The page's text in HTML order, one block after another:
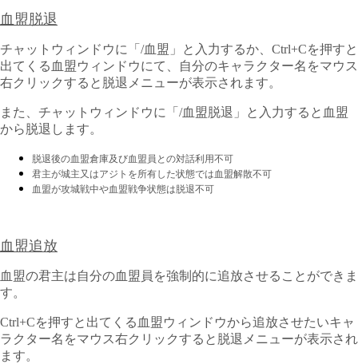
血盟脱退
チャットウィンドウに「/血盟」と入力するか、Ctrl+Cを押すと
出てくる血盟ウィンドウにて、自分のキャラクター名をマウス
右クリックすると脱退メニューが表示されます。
また、チャットウィンドウに「/血盟脱退」と入力すると血盟
から脱退します。
脱退後の血盟倉庫及び血盟員との対話利用不可
君主が城主又はアジトを所有した状態では血盟解散不可
血盟が攻城戦中や血盟戦争状態は脱退不可
血盟追放
血盟の君主は自分の血盟員を強制的に追放させることができま
す。
Ctrl+Cを押すと出てくる血盟ウィンドウから追放させたいキャ
ラクター名をマウス右クリックすると脱退メニューが表示され
ます。